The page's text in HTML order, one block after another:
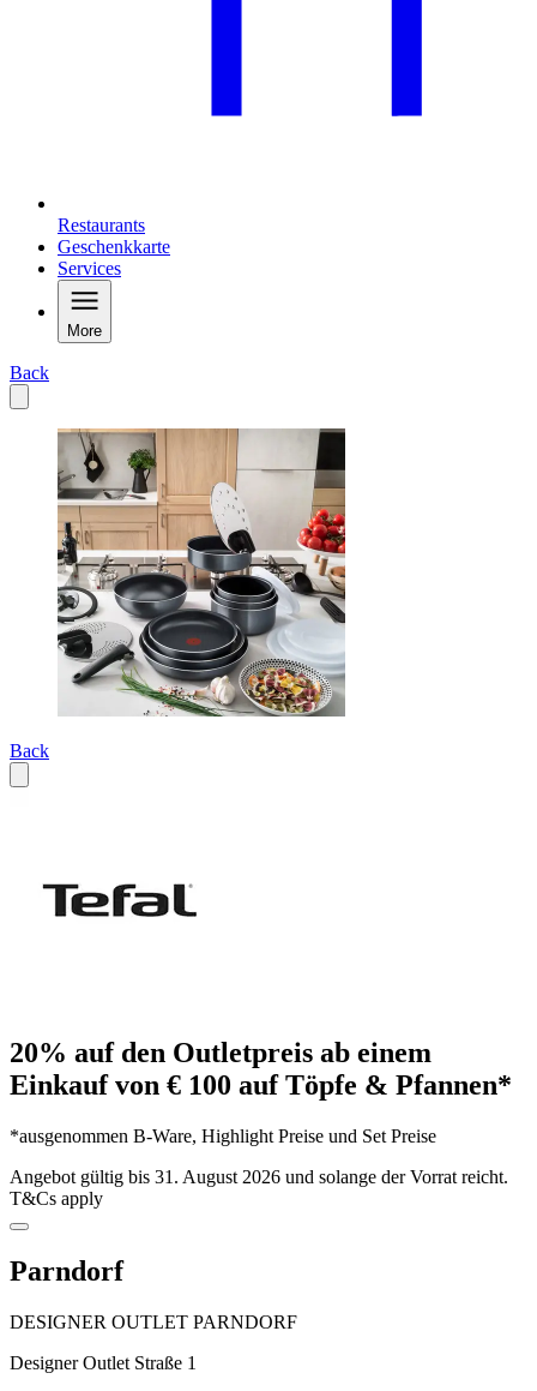
Restaurants
Geschenkkarte
Services
More
Back
Back
20% auf den Outletpreis ab einem
Einkauf von € 100 auf Töpfe & Pfannen*
*ausgenommen B-Ware, Highlight Preise und Set Preise
Angebot gültig bis 31. August 2026 und solange der Vorrat reicht.
T&Cs apply
Parndorf
DESIGNER OUTLET PARNDORF
Designer Outlet Straße 1